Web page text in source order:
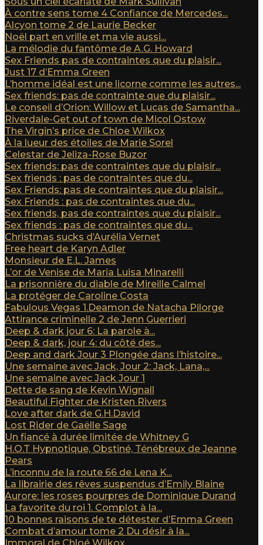
À contre sens tome 4 Confiance de Mercedes...
Alcyon tome 2 de Laurie Becker
Noël part en vrille et ma vie aussi...
La mélodie du fantôme de A.G. Howard
Sex Friends pas de contraintes que du plaisir...
Just 17 d’Emma Green
L’homme idéal est une licorne comme les autres...
Sex friends: pas de contrainte que du plaisir...
Le conseil d’Orion: Willow et Lucas de Samantha...
Riverdale-Get out of town de Micol Ostow
The Virgin’s price de Chloe Wilkox
À la lueur des étoiles de Marie Sorel
Celestar de Jeliza-Rose Buzor
Sex friends: pas de contraintes que du plaisir...
Sex friends : pas de contraintes que du...
Sex Friends: pas de contraintes que du plaisir...
Sex Friends : pas de contraintes que du...
Sex friends, pas de contraintes que du plaisir...
Sex friends : pas de contraintes que du...
Christmas sucks d’Aurélia Vernet
Free heart de Karyn Adler
Monsieur de E.L. James
L’or de Venise de Maria Luisa Minarelli
La prisonnière du diable de Mireille Calmel
La protéger de Caroline Costa
Fabulous Vegas 1.Deamon de Natacha Pilorge
Attirance criminelle 2 de Jenn Guerrieri
Deep & dark jour 6: La parole à...
Deep & dark, jour 4: du côté des...
Deep and dark Jour 3 Plongée dans l’histoire...
Une semaine avec Jack, Jour 2: Jack, Lana,...
Une semaine avec Jack Jour 1
Dette de sang de Kevin Wignall
Beautiful Fighter de Kristen Rivers
Love after dark de G.H.David
Lost Rider de Gaëlle Sage
Un fiancé à durée limitée de Whitney G
H.O.T Hypnotique, Obstiné, Ténébreux de Jeanne
Pears
L’inconnu de la route 66 de Lena K...
La librairie des rêves suspendus d’Emily Blaine
Aurore: les roses pourpres de Dominique Durand
La favorite du roi 1. Complot à la...
10 bonnes raisons de te détester d’Emma Green
Combat d’amour tome 2 Du désir à la...